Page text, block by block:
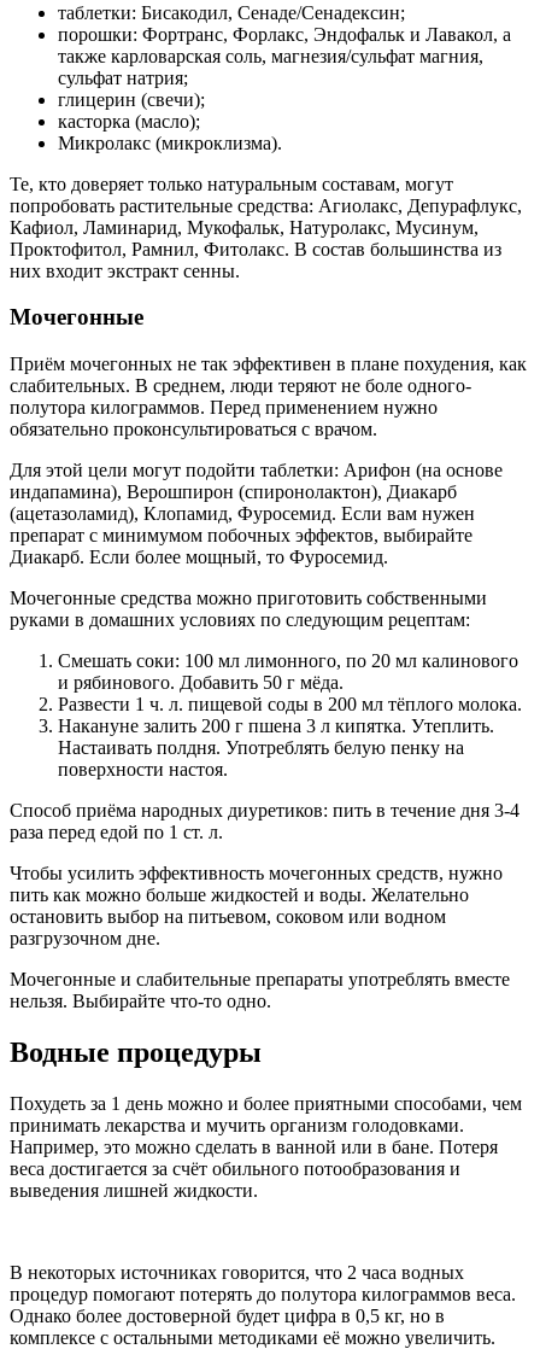
таблетки: Бисакодил, Сенаде/Сенадексин;
порошки: Фортранс, Форлакс, Эндофальк и Лавакол, а
также карловарская соль, магнезия/сульфат магния,
сульфат натрия;
глицерин (свечи);
касторка (масло);
Микролакс (микроклизма).
Те, кто доверяет только натуральным составам, могут
попробовать растительные средства: Агиолакс, Депурафлукс,
Кафиол, Ламинарид, Мукофальк, Натуролакс, Мусинум,
Проктофитол, Рамнил, Фитолакс. В состав большинства из
них входит экстракт сенны.
Мочегонные
Приём мочегонных не так эффективен в плане похудения, как
слабительных. В среднем, люди теряют не боле одного-
полутора килограммов. Перед применением нужно
обязательно проконсультироваться с врачом.
Для этой цели могут подойти таблетки: Арифон (на основе
индапамина), Верошпирон (спиронолактон), Диакарб
(ацетазоламид), Клопамид, Фуросемид. Если вам нужен
препарат с минимумом побочных эффектов, выбирайте
Диакарб. Если более мощный, то Фуросемид.
Мочегонные средства можно приготовить собственными
руками в домашних условиях по следующим рецептам:
Смешать соки: 100 мл лимонного, по 20 мл калинового
и рябинового. Добавить 50 г мёда.
Развести 1 ч. л. пищевой соды в 200 мл тёплого молока.
Накануне залить 200 г пшена 3 л кипятка. Утеплить.
Настаивать полдня. Употреблять белую пенку на
поверхности настоя.
Способ приёма народных диуретиков: пить в течение дня 3-4
раза перед едой по 1 ст. л.
Чтобы усилить эффективность мочегонных средств, нужно
пить как можно больше жидкостей и воды. Желательно
остановить выбор на питьевом, соковом или водном
разгрузочном дне.
Мочегонные и слабительные препараты употреблять вместе
нельзя. Выбирайте что-то одно.
Водные процедуры
Похудеть за 1 день можно и более приятными способами, чем
принимать лекарства и мучить организм голодовками.
Например, это можно сделать в ванной или в бане. Потеря
веса достигается за счёт обильного потообразования и
выведения лишней жидкости.
В некоторых источниках говорится, что 2 часа водных
процедур помогают потерять до полутора килограммов веса.
Однако более достоверной будет цифра в 0,5 кг, но в
комплексе с остальными методиками её можно увеличить.